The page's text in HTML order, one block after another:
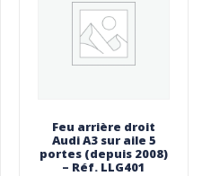
Feu arrière droit
Audi A3 sur aile 5
portes (depuis 2008)
– Réf. LLG401